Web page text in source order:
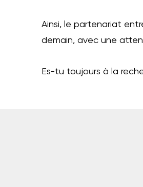
Ainsi, le partenariat
demain, avec une
Es-tu toujours à la